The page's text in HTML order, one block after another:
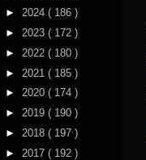
► 2024 ( 186 )
► 2023 ( 172 )
► 2022 ( 180 )
► 2021 ( 185 )
► 2020 ( 174 )
► 2019 ( 190 )
► 2018 ( 197 )
► 2017 ( 192 )